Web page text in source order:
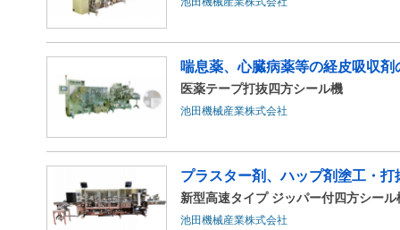
喘息薬、心臓病薬等の経皮吸収剤
医薬テープ打抜四方シール機
池田機械産業株式会社
プラスター剤、ハップ剤塗工・
新型高速タイプ ジッパー付四方シー
池田機械産業株式会社